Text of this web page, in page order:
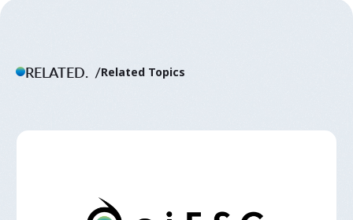
RELATED. Related Topics